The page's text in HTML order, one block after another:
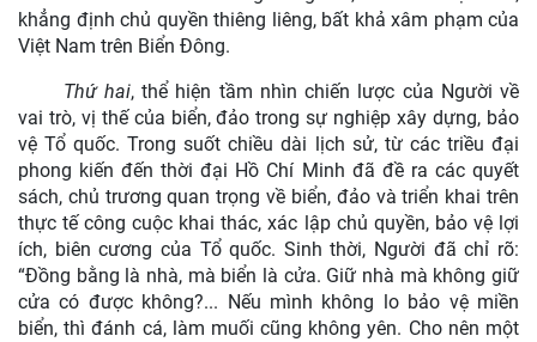
khẳng định chủ quyền thiêng liêng, bất khả xâm phạm của
Việt Nam trên Biển Đông.
Thứ hai, thể hiện tầm nhìn chiến lược của Người về
vai trò, vị thế của biển, đảo trong sự nghiệp xây dựng, bảo
vệ Tổ quốc. Trong suốt chiều dài lịch sử, từ các triều đại
phong kiến đến thời đại Hồ Chí Minh đã đề ra các quyết
sách, chủ trương quan trọng về biển, đảo và triển khai trên
thực tế công cuộc khai thác, xác lập chủ quyền, bảo vệ lợi
ích, biên cương của Tổ quốc. Sinh thời, Người đã chỉ rõ:
“Đồng bằng là nhà, mà biển là cửa. Giữ nhà mà không giữ
cửa có được không?... Nếu mình không lo bảo vệ miền
biển, thì đánh cá, làm muối cũng không yên. Cho nên một